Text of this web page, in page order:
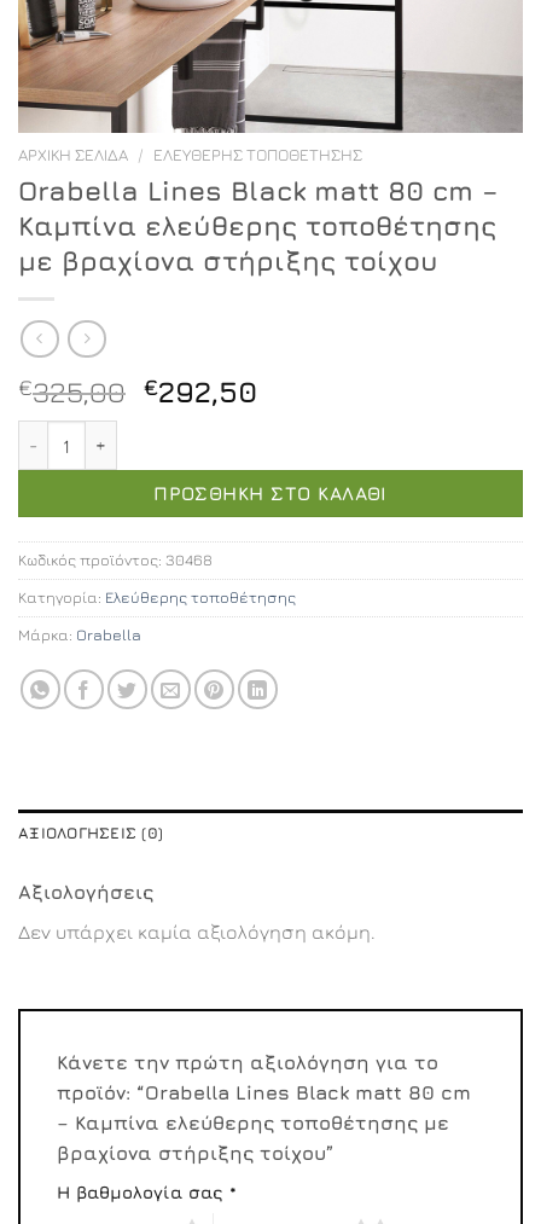
ΑΡΧΙΚΉ ΣΕΛΊΔΑ / ΕΛΕΎΘΕΡΗΣ ΤΟΠΟΘΈΤΗΣΗΣ
Orabella Lines Black matt 80 cm –
Καμπίνα ελεύθερης τοποθέτησης
με βραχίονα στήριξης τοίχου
€325,00 Original
€325,00.
€292,50
είναι:
€292,50.
ΠΡΟΣΘΉΚΗ ΣΤΟ ΚΑΛΆΘΙ
Κωδικός προϊόντος: 30468
Κατηγορία: Ελεύθερης τοποθέτησης
Μάρκα: Orabella
ΑΞΙΟΛΟΓΉΣΕΙΣ (0)
Αξιολογήσεις
Δεν υπάρχει καμία αξιολόγηση ακόμη.
Κάνετε την πρώτη αξιολόγηση για το
προϊόν: “Orabella Lines Black matt 80 cm
– Καμπίνα ελεύθερης τοποθέτησης με
βραχίονα στήριξης τοίχου”
Η βαθμολογία σας *